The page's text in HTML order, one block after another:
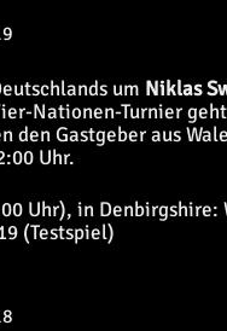
um Niklas
Nationen-Turnier
den Gastgeber aus
Uhr.
Uhr), in Denbirgshire:
(Testspiel)